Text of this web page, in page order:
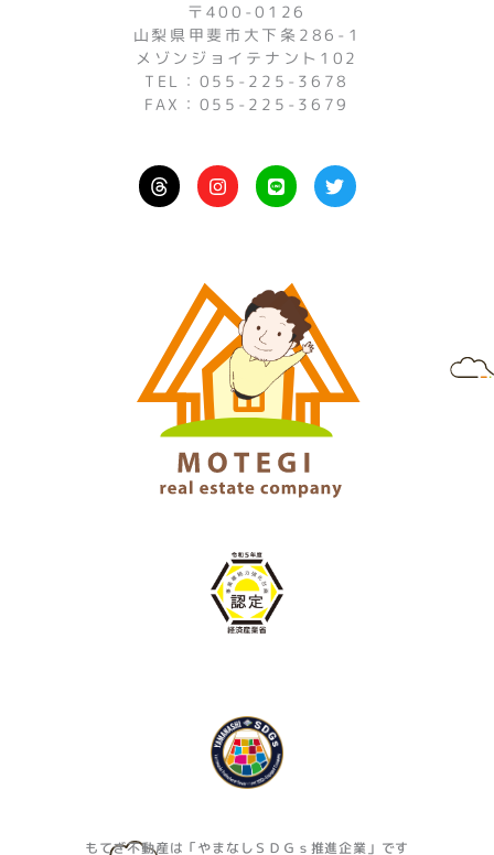
〒400-0126
山梨県甲斐市大下条286-1
メゾンジョイテナント102
TEL：055-225-3678
FAX：055-225-3679
I
n
s
a
m
L
i
n
T
w
i
もてぎ不動産は「やまなしＳＤＧｓ推進企業」です